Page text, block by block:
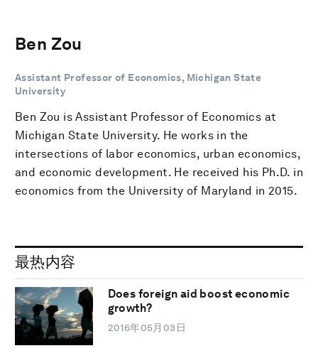
Ben Zou
Assistant Professor of Economics, Michigan State
University
Ben Zou is Assistant Professor of Economics at
Michigan State University. He works in the
intersections of labor economics, urban economics,
and economic development. He received his Ph.D. in
economics from the University of Maryland in 2015.
最热内容
Does foreign aid boost economic
growth?
2016年05月03日